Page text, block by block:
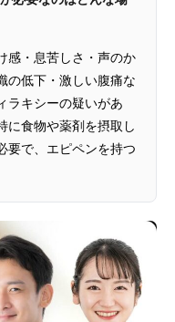
感・息苦しさ・声のか
の低下・激しい腹痛な
ラキシーの疑いがあ
に食物や薬剤を摂取し
要で、エピペンを持つ